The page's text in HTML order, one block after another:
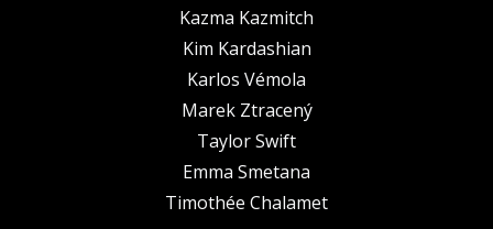
Kazma Kazmitch
Kim Kardashian
Karlos Vémola
Marek Ztracený
Taylor Swift
Emma Smetana
Timothée Chalamet